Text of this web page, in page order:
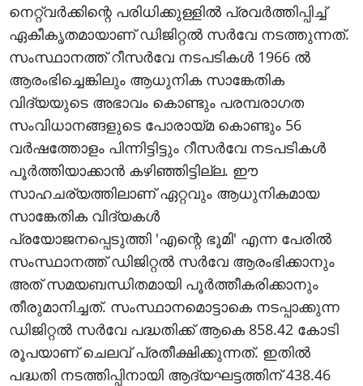
നെറ്റ്വർക്കിന്റെ പരിധിക്കുള്ളിൽ പ്രവർത്തിപ്പിച്ച്
ഏകീകൃതമായാണ് ഡിജിറ്റൽ സർവേ നടത്തുന്നത്.
സംസ്ഥാനത്ത് റീസർവേ നടപടികൾ 1966 ൽ
ആരംഭിച്ചെങ്കിലും ആധുനിക സാങ്കേതിക
വിദ്യയുടെ അഭാവം കൊണ്ടും പരമ്പരാഗത
സംവിധാനങ്ങളുടെ പോരായ്മ കൊണ്ടും 56
വർഷത്തോളം പിന്നിട്ടിട്ടും റീസർവേ നടപടികൾ
പൂർത്തിയാക്കാൻ കഴിഞ്ഞിട്ടില്ല. ഈ
സാഹചര്യത്തിലാണ് ഏറ്റവും ആധുനികമായ
സാങ്കേതിക വിദ്യകൾ
പ്രയോജനപ്പെടുത്തി 'എന്റെ ഭൂമി' എന്ന പേരിൽ
സംസ്ഥാനത്ത് ഡിജിറ്റൽ സർവേ ആരംഭിക്കാനും
അത് സമയബന്ധിതമായി പൂർത്തീകരിക്കാനും
തീരുമാനിച്ചത്. സംസ്ഥാനമൊട്ടാകെ നടപ്പാക്കുന്ന
ഡിജിറ്റൽ സർവേ പദ്ധതിക്ക് ആകെ 858.42 കോടി
രൂപയാണ് ചെലവ് പ്രതീക്ഷിക്കുന്നത്. ഇതിൽ
പദ്ധതി നടത്തിപ്പിനായി ആദ്യഘട്ടത്തിന് 438.46